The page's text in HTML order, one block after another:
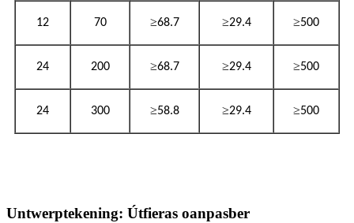
12 70 ≥68.7 ≥29.4 ≥500
24 200 ≥68.7 ≥29.4 ≥500
24 300 ≥58.8 ≥29.4 ≥500
Untwerptekening: Útfieras oanpasber